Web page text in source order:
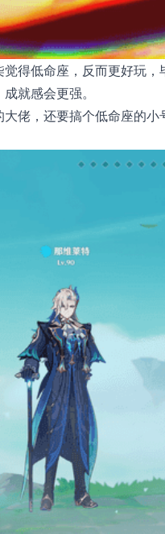
得低命座，反而更好玩
就感会更强。
佬，还要搞个低命座的